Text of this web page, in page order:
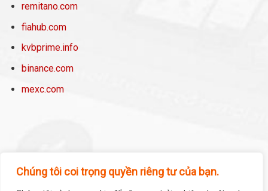
Chúng tôi coi trọng quyền riêng tư của bạn.
remitano.com
fiahub.com
kvbprime.info
binance.com
mexc.com